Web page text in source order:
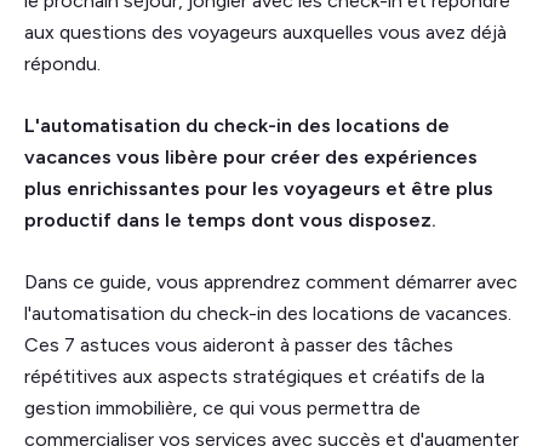
aux questions des voyageurs auxquelles vous avez déjà
répondu.
L'automatisation du check-in des locations de
vacances vous libère pour créer des expériences
plus enrichissantes pour les voyageurs et être plus
productif dans le temps dont vous disposez.
Dans ce guide, vous apprendrez comment démarrer avec
l'automatisation du check-in des locations de vacances.
Ces 7 astuces vous aideront à passer des tâches
répétitives aux aspects stratégiques et créatifs de la
gestion immobilière, ce qui vous permettra de
commercialiser vos services avec succès et d'augmenter